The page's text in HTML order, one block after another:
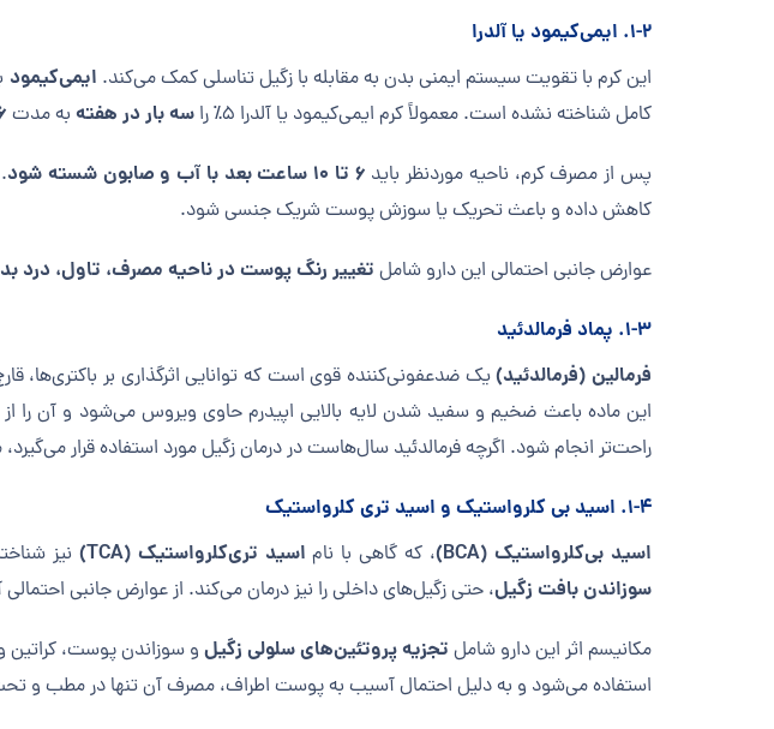
۱-۲. ایمی‌کیمود یا آلدرا
این کرم با تقویت سیستم ایمنی بدن به مقابله با زگیل تناسلی کمک می‌کند. ایمی‌کیمود
کامل شناخته نشده است. معمولاً کرم ایمی‌کیمود یا آلدرا ۵٪ را
سه بار در هفته به مدت
پس از مصرف کرم، ناحیه موردنظر باید ۶ تا ۱۰ ساعت بعد با آب و صابون شسته شود
کاهش داده و باعث تحریک یا سوزش پوست شریک جنسی شود.
عوارض جانبی احتمالی این دارو شامل تغییر رنگ پوست در ناحیه مصرف، تاول، درد
۱-۳. پماد فرمالدئید
فرمالین (فرمالدئید)یک ضدعفونی‌کننده قوی است که توانایی اثرگذاری بر باکتری‌ها،
این ماده باعث ضخیم و سفید شدن لایه بالایی اپیدرم حاوی ویروس می‌شود و آن
راحت‌تر انجام شود. اگرچه فرمالدئید سال‌هاست در درمان زگیل مورد استفاده قرار
۱-۴. اسید بی کلرواستیک و اسید تری کلرواستیک
اسید بی‌کلرواستیک (BCA)
، که گاهی با نام اسید تری‌کلرواستیک (TCA) نیز
سوزاندن بافت زگیل، حتی زگیل‌های داخلی را نیز درمان می‌کند. از عوارض جانبی
مکانیسم اثر این دارو شامل تجزیه پروتئین‌های سلولی زگیل
استفاده می‌شود و به دلیل احتمال آسیب به پوست اطراف، مصرف آن تنها در مطب و